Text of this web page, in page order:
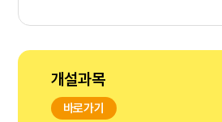
개설과목
바로가기